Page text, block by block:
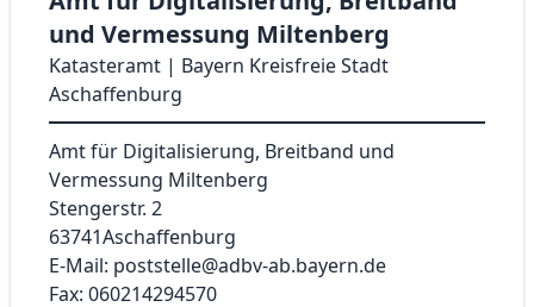
und Vermessung Miltenberg
Katasteramt | Bayern Kreisfreie Stadt
Aschaffenburg
Amt für Digitalisierung, Breitband und
Vermessung Miltenberg
Stengerstr. 2
63741Aschaffenburg
E-Mail: poststelle@adbv-ab.bayern.de
Fax: 060214294570